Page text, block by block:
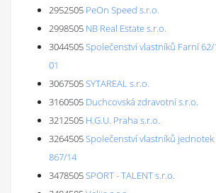
2952505 PeOn Speed s.r.o.
2998505 NB Real Estate s.r.o.
3044505Společenství vlastníků Farní
01
3067505SYTAREAL s.r.o.
3160505 Duchcovská zdravotní s.r.o.
3212505 H.G.U. Praha s.r.o.
3264505Společenství vlastníků
867/14
3478505SPORT - TALENT s.r.o.